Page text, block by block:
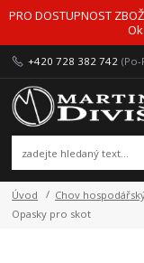
PRO DOSTUPNOST
+420 728 382 742 (Po-
Úvod Chov
Opasky pro skot